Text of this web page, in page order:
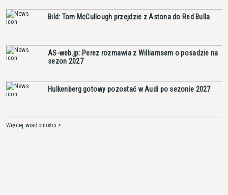
Bild: Tom McCullough przejdzie z Astona do Red Bulla
AS-web.jp: Perez rozmawia z Williamsem o posadzie na
sezon 2027
Hulkenberg gotowy pozostać w Audi po sezonie 2027
Więcej wiadomości >